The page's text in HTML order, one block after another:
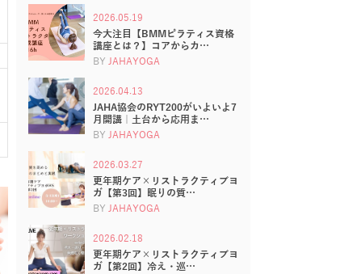
2026.05.19
今大注目【BMMピラティス資格
講座とは？】コアからカ…
BY JAHAYOGA
2026.04.13
JAHA協会のRYT200がいよいよ7
月開講｜土台から応用ま…
BY JAHAYOGA
2026.03.27
更年期ケア×リストラクティブヨ
ガ【第3回】眠りの質…
BY JAHAYOGA
2026.02.18
更年期ケア×リストラクティブヨ
ガ【第2回】冷え・巡…